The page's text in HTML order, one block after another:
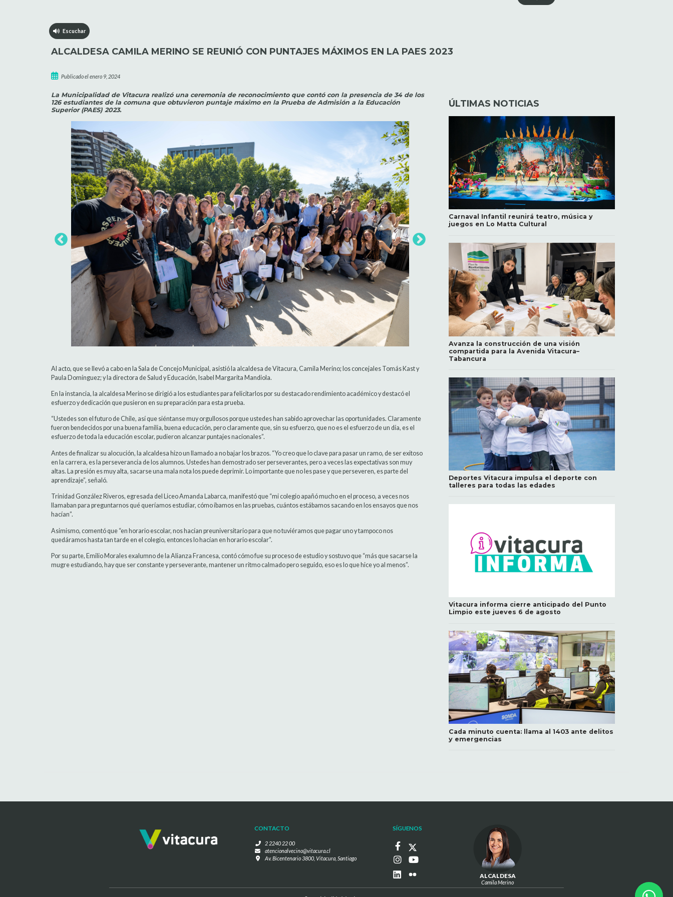
Escuchar
ALCALDESA CAMILA MERINO SE REUNIÓ CON PUNTAJES MÁXIMOS EN LA PAES 2023
Publicado el enero 9, 2024
La Municipalidad de Vitacura realizó una ceremonia de reconocimiento que contó con la presencia de 34 de los
126 estudiantes de la comuna que obtuvieron puntaje máximo en la Prueba de Admisión a la Educación
Superior (PAES) 2023.
Al acto, que se llevó a cabo en la Sala de Concejo Municipal, asistió la alcaldesa de Vitacura, Camila Merino; los concejales Tomás Kast y
Paula Domínguez; y la directora de Salud y Educación, Isabel Margarita Mandiola.
En la instancia, la alcaldesa Merino se dirigió a los estudiantes para felicitarlos por su destacado rendimiento académico y destacó el
esfuerzo y dedicación que pusieron en su preparación para esta prueba.
“Ustedes son el futuro de Chile, así que siéntanse muy orgullosos porque ustedes han sabido aprovechar las oportunidades. Claramente
fueron bendecidos por una buena familia, buena educación, pero claramente que, sin su esfuerzo, que no es el esfuerzo de un día, es el
esfuerzo de toda la educación escolar, pudieron alcanzar puntajes nacionales”.
Antes de finalizar su alocución, la alcaldesa hizo un llamado a no bajar los brazos. “Yo creo que lo clave para pasar un ramo, de ser exitoso
en la carrera, es la perseverancia de los alumnos. Ustedes han demostrado ser perseverantes, pero a veces las expectativas son muy
altas. La presión es muy alta, sacarse una mala nota los puede deprimir. Lo importante que no les pase y que perseveren, es parte del
aprendizaje”, señaló.
Trinidad González Riveros, egresada del Liceo Amanda Labarca, manifestó que “mi colegio apañó mucho en el proceso, a veces nos
llamaban para preguntarnos qué queríamos estudiar, cómo íbamos en las pruebas, cuántos estábamos sacando en los ensayos que nos
hacían”.
Asimismo, comentó que “en horario escolar, nos hacían preuniversitario para que no tuviéramos que pagar uno y tampoco nos
quedáramos hasta tan tarde en el colegio, entonces lo hacían en horario escolar”.
Por su parte, Emilio Morales exalumno de la Alianza Francesa, contó cómo fue su proceso de estudio y sostuvo que “más que sacarse la
mugre estudiando, hay que ser constante y perseverante, mantener un ritmo calmado pero seguido, eso es lo que hice yo al menos”.
ÚLTIMAS NOTICIAS
Carnaval Infantil reunirá teatro, música y
juegos en Lo Matta Cultural
Avanza la construcción de una visión
compartida para la Avenida Vitacura–
Tabancura
Deportes Vitacura impulsa el deporte con
talleres para todas las edades
Vitacura informa cierre anticipado del Punto
Limpio este jueves 6 de agosto
Cada minuto cuenta: llama al 1403 ante delitos
y emergencias
CONTACTO
2 2240 22 00
atencionalvecino@vitacura.cl
Av. Bicentenario 3800, Vitacura, Santiago
SÍGUENOS
ALCALDESA
Camila Merino